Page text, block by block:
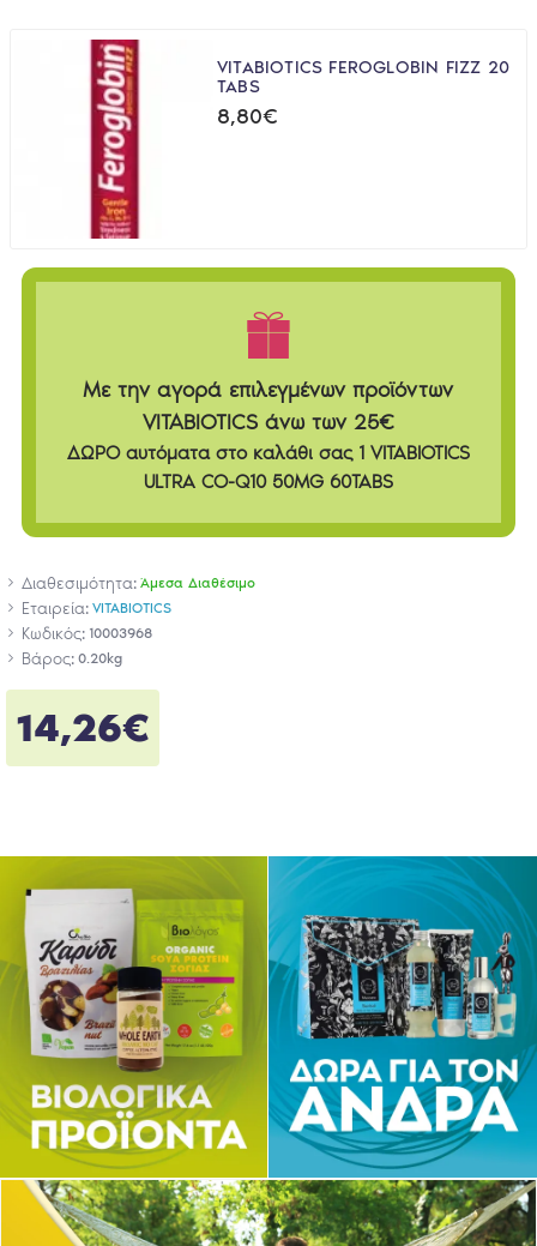
VITABIOTICS FEROGLOBIN FIZZ 20
TABS
8,80€
Με την αγορά επιλεγμένων προϊόντων
VITABIOTICS άνω των 25€
ΔΩΡΟ αυτόματα στο καλάθι σας 1 VITABIOTICS
ULTRA CO-Q10 50MG 60TABS
Διαθεσιμότητα: Άμεσα Διαθέσιμο
Εταιρεία: VITABIOTICS
Κωδικός: 10003968
Βάρος: 0.20kg
14,26€